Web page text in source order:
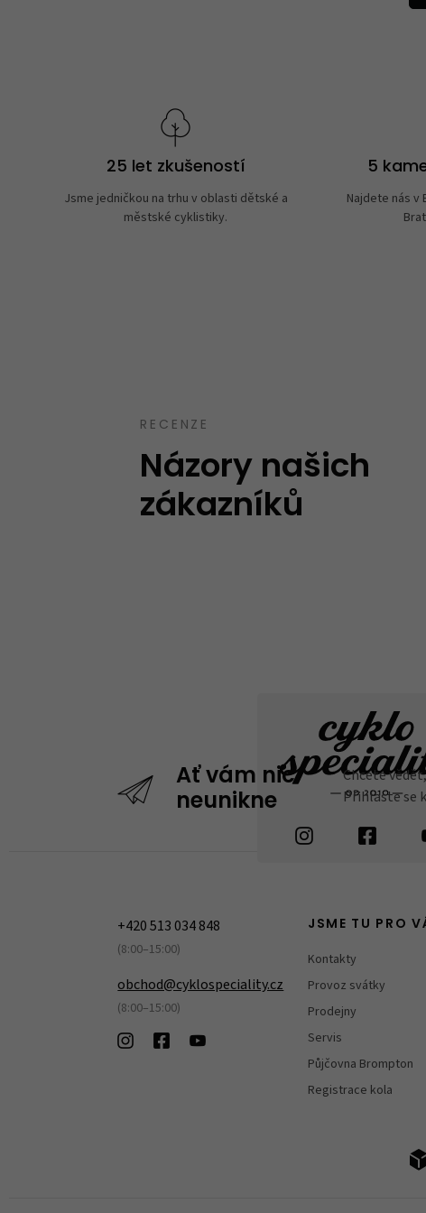
25 let zkušeností
Jsme jedničkou na trhu v oblasti dětské a
městské cyklistiky.
5
Najdete nás v
RECENZE
Názory našich
zákazníků
Ať vám nic
neunikne
Chcete
Přihlaste se
+420 513 034 848
(8:00–15:00)
obchod@cyklospeciality.cz
(8:00–15:00)
JSME TU PRO
Kontakty
Provoz svátky
Prodejny
Servis
Půjčovna Brompton
Registrace kola